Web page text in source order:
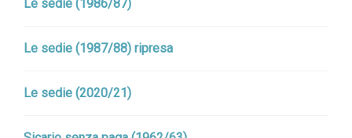
Le sedie (1986/87)
Le sedie (1987/88) ripresa
Le sedie (2020/21)